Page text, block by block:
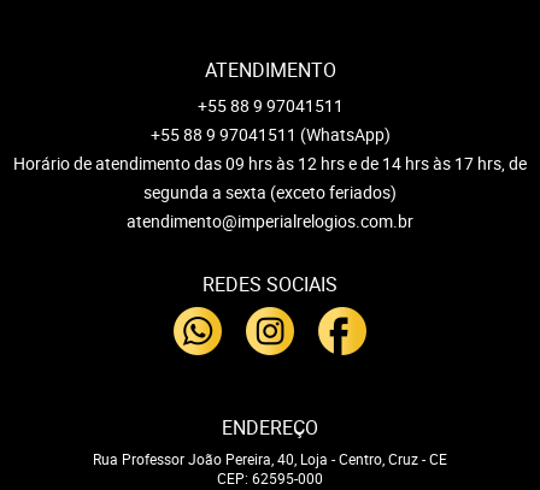
ATENDIMENTO
+55 88 9 97041511
+55 88 9 97041511 (WhatsApp)
Horário de atendimento das 09 hrs às 12 hrs e de 14 hrs às 17 hrs, de
segunda a sexta (exceto feriados)
atendimento@imperialrelogios.com.br
REDES SOCIAIS
ENDEREÇO
Rua Professor João Pereira, 40, Loja -Centro, Cruz-CE
CEP: 62595-000